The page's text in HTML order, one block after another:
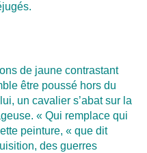
de jaune contrastant
être poussé hors du
un cavalier s’abat sur la
« Qui remplace qui
peinture, « que dit
des guerres